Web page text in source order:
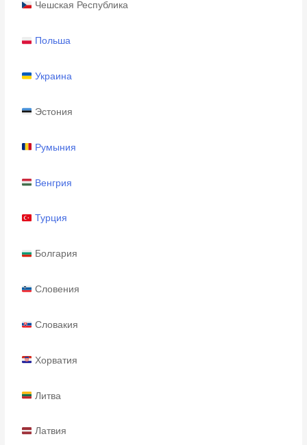
Чешская Республика
Польша
Украина
Эстония
Румыния
Венгрия
Турция
Болгария
Словения
Словакия
Хорватия
Литва
Латвия